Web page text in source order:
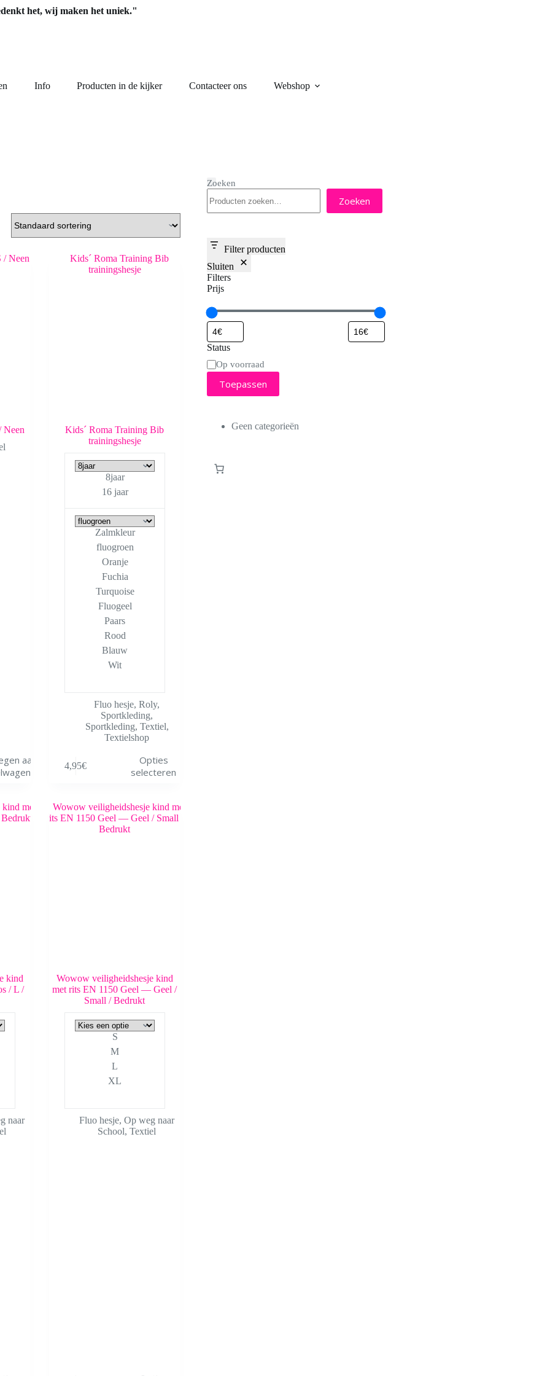
het, wij maken het uniek."
Info Producten in de kijker Contacteer ons Webshop
Neen
aan
Kids´ Roma Training Bib
trainingshesje
8jaar
16 jaar
Zalmkleur
fluogroen
Oranje
Fuchia
Turquoise
Fluogeel
Paars
Rood
Blauw
Wit
Fluo hesje,Roly,
Sportkleding,
Sportkleding, Textiel,
Textielshop
4,95€
Opties
selecteren
product
variaties.
Deze
optie
kind
/ L /
naar
Wowow veiligheidshesje kind
met rits EN 1150 Geel — Geel /
Small / Bedrukt
S
M
L
XL
Fluo hesje,Op weg naar
School,Textiel
Zoeken
Zoeken
Filter producten
Sluiten
Filters
Prijs
Status
StatusOp voorraad
Toepassen
Geen categorieën